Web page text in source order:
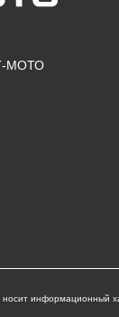
МОТО
информационный